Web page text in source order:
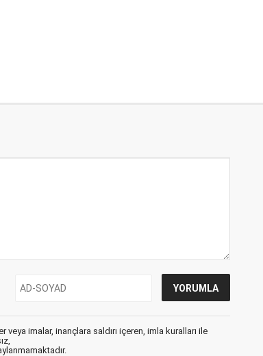
imalar, inançlara saldırı içeren, imla kuralları ile